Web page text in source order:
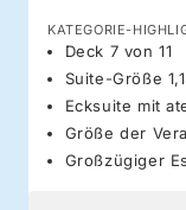
KATEGORIE-
Deck 7 von 11
Suite-Größe
Ecksuite mit
Größe der
Großzügiger